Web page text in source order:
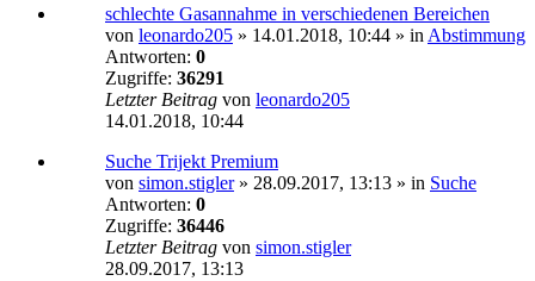
schlechte Gasannahme in verschiedenen Bereichen
von leonardo205 » 14.01.2018, 10:44 » in Abstimmung
Antworten: 0
Zugriffe: 36291
Letzter Beitrag von leonardo205
14.01.2018, 10:44
Suche Trijekt Premium
von simon.stigler» 28.09.2017, 13:13 » in Suche
Antworten: 0
Zugriffe: 36446
Letzter Beitrag von simon.stigler
28.09.2017, 13:13